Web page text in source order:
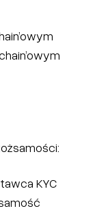
KYC